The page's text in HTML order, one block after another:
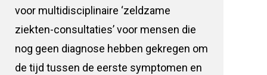
voor multidisciplinaire ‘zeldzame
ziekten-consultaties’ voor mensen die
nog geen diagnose hebben gekregen om
de tijd tussen de eerste symptomen en